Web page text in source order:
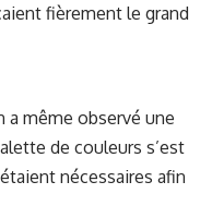
fièrement le grand
a même observé une
de couleurs s’est
nécessaires afin